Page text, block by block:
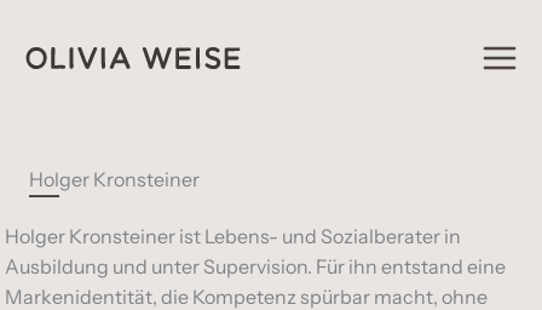
Inhalt
springen
Holger Kronsteiner
Holger Kronsteiner ist Lebens- und Sozialberater in
Ausbildung und unter Supervision. Für ihn entstand eine
Markenidentität, die Kompetenz spürbar macht, ohne